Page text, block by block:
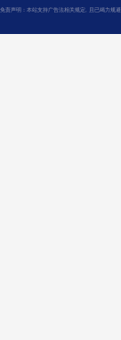
免责声明：本站支持广告法相关规定, 且已竭力规